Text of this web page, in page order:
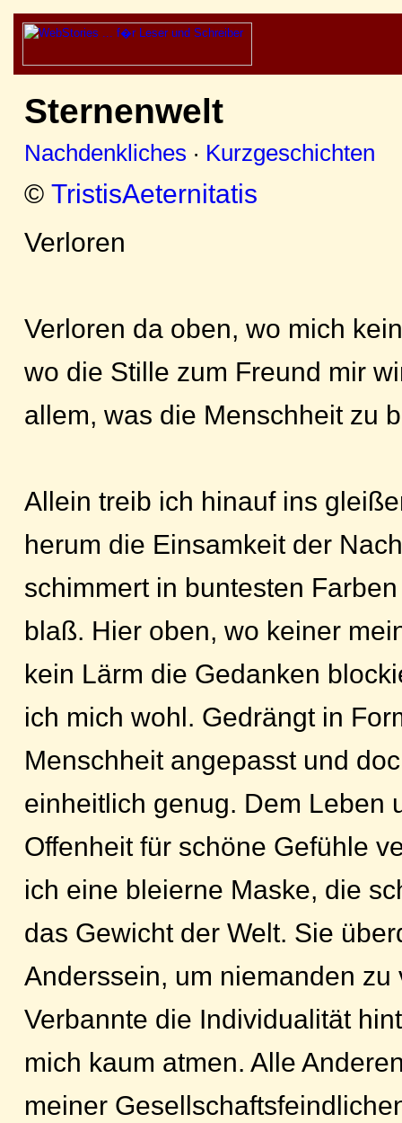
Sternenwelt
Nachdenkliches · Kurzgeschichten
© TristisAeternitatis
Verloren
Verloren da oben, wo mich
wo die Stille zum Freund mir
allem, was die Menschheit zu
Allein treib ich hinauf ins
herum die Einsamkeit der
schimmert in buntesten
blaß. Hier oben, wo keiner
kein Lärm die Gedanken
ich mich wohl. Gedrängt in
Menschheit angepasst und
einheitlich genug. Dem Leben
Offenheit für schöne Gefühle
ich eine bleierne Maske, die
das Gewicht der Welt. Sie
Anderssein, um niemanden zu
Verbannte die Individualität
mich kaum atmen. Alle
meiner